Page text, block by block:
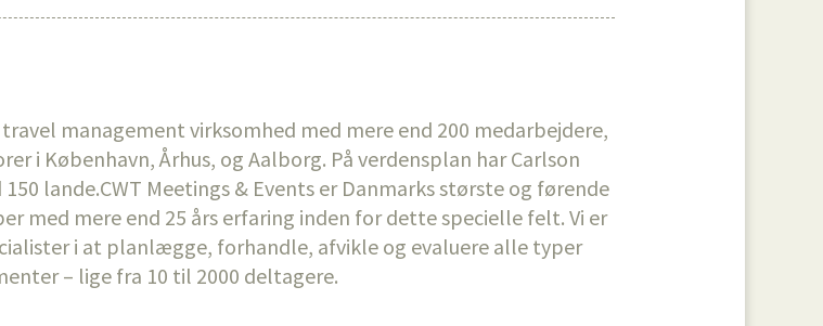
management virksomhed med mere end 200 medarbejdere,
i København, Århus, og Aalborg. På verdensplan har Carlson
lande.CWT Meetings & Events er Danmarks største og førende
med mere end 25 års erfaring inden for dette specielle felt. Vi er
i at planlægge, forhandle, afvikle og evaluere alle typer
– lige fra 10 til 2000 deltagere.